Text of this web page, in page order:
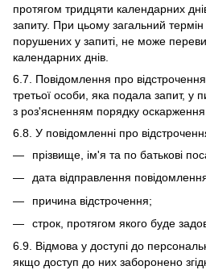
протягом тридцяти календарних
запиту. При цьому загальний
порушених у запиті, не може
календарних днів.
6.7. Повідомлення про
третьої особи, яка подала запит, у
з роз'ясненням порядку оскарження
6.8. У повідомленні про
прізвище, ім'я та по батькові
дата відправлення
причина відстрочення;
строк, протягом якого буде
6.9. Відмова у доступі до
якщо доступ до них заборонено